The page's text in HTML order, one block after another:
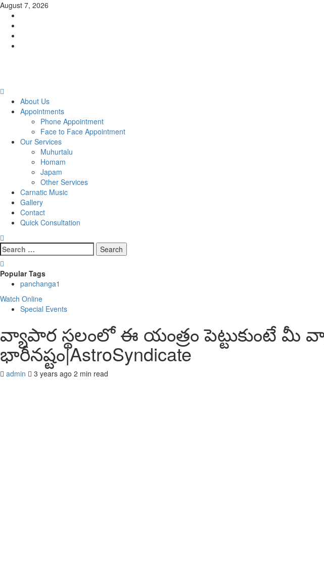
Skip
content
August 7, 2026
MenuAbout Us
Appointments
Phone Appointment
Face to Face Appointment
Our Services
Muhurtalu
Homam
Japam
Other Services
Carnatic Music
Gallery
Contact
Quick Consultation
Search
for:
Popular Tags
panchanga1
Watch Online
Special Events
వ్యాపార స్థలంలో ఈ యంత్రం పెట్టుకుంటే
భారీనష్టం|AstroSyndicate
admin 3 years ago 2 min read